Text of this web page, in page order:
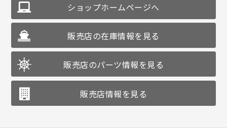
ショップホームページへ
販売店の在庫情報を見る
販売店のパーツ情報を見る
販売店情報を見る